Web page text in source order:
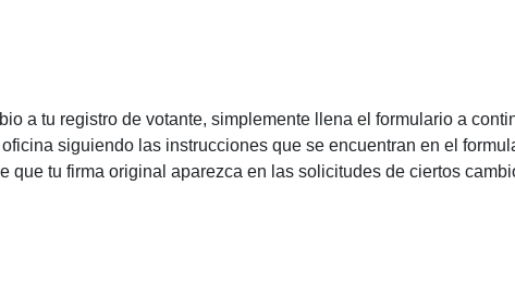
a tu registro de votante, simplemente llena el formulario a
siguiendo las instrucciones que se encuentran en el
que tu firma original aparezca en las solicitudes de ciertos